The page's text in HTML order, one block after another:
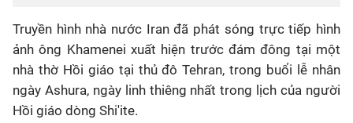
Truyền hình nhà nước Iran đã phát sóng trực tiếp hình
ảnh ông Khamenei xuất hiện trước đám đông tại một
nhà thờ Hồi giáo tại thủ đô Tehran, trong buổi lễ nhân
ngày Ashura, ngày linh thiêng nhất trong lịch của người
Hồi giáo dòng Shi'ite.